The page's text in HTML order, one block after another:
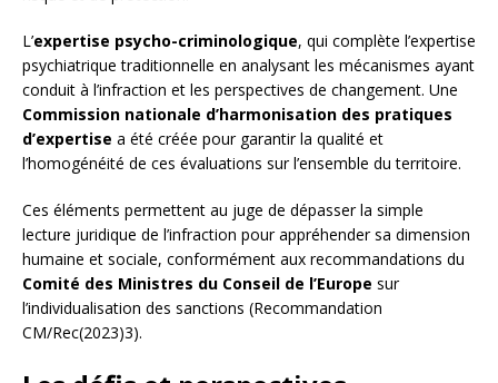
L’expertise psycho-criminologique, qui complète l’expertise
psychiatrique traditionnelle en analysant les mécanismes ayant
conduit à l’infraction et les perspectives de changement. Une
Commission nationale d’harmonisation des pratiques
d’expertise a été créée pour garantir la qualité et
l’homogénéité de ces évaluations sur l’ensemble du territoire.
Ces éléments permettent au juge de dépasser la simple
lecture juridique de l’infraction pour appréhender sa dimension
humaine et sociale, conformément aux recommandations du
Comité des Ministres du Conseil de l’Europe sur
l’individualisation des sanctions (Recommandation
CM/Rec(2023)3).